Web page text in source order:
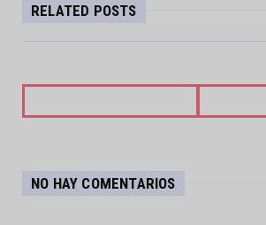
RELATED POSTS
NO HAY COMENTARIOS